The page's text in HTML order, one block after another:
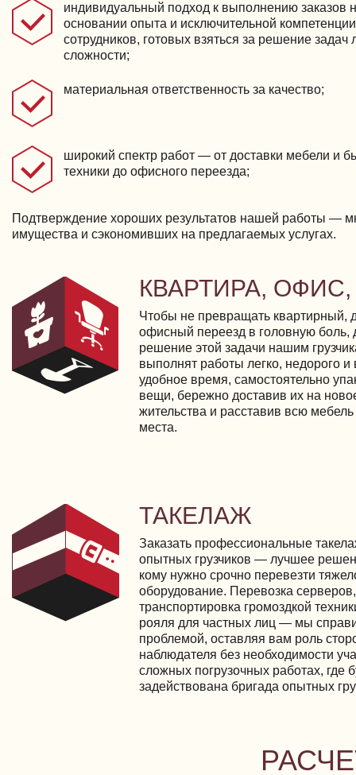
индивидуальный подход к выполнению заказов
основании опыта и исключительной компетенции
сотрудников, готовых взяться за решение задач
сложности;
материальная ответственность за качество;
широкий спектр работ — от доставки мебели и
техники до офисного переезда;
Подтверждение хороших результатов нашей работы —
имущества и сэкономивших на предлагаемых услугах.
КВАРТИРА,
Чтобы не превращать квартирный,
офисный переезд в головную боль,
решение этой задачи нашим
выполнят работы легко, недорого
удобное время, самостоятельно
вещи, бережно доставив их на
жительства и расставив всю
места.
ТАКЕЛАЖ
Заказать профессиональные
опытных грузчиков — лучшее
кому нужно срочно перевезти
оборудование. Перевозка серверов,
транспортировка громоздкой
рояля для частных лиц — мы
проблемой, оставляя вам роль
наблюдателя без необходимости
сложных погрузочных работах, где
задействована бригада опытных